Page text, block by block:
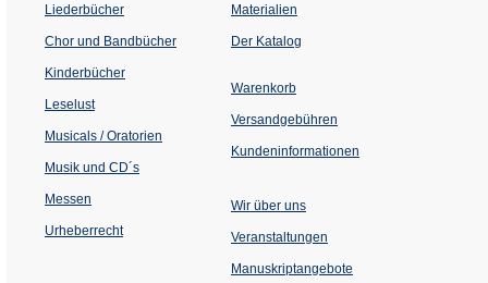
Liederbücher
Chor und Bandbücher
Kinderbücher
Leselust
Musicals / Oratorien
Musik und CD´s
Messen
Urheberrecht
Materialien
Der Katalog
Warenkorb
Versandgebühren
Kundeninformationen
Wir über uns
Veranstaltungen
einem
Manuskriptangebote